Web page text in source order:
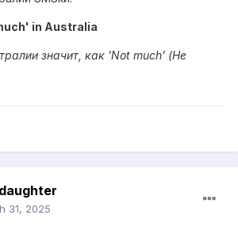
in Australia
значит, как 'Not much’ (Не
31, 2025